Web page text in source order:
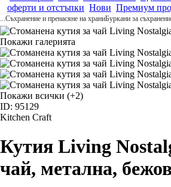
оферти и отстъпки Нови Премиум
...Съхранение и пренасяне на храниБуркани за
Покажи галерията
Покажи всички (+2)
ID: 95129
Kitchen Craft
Кутия Living
чай, метална,